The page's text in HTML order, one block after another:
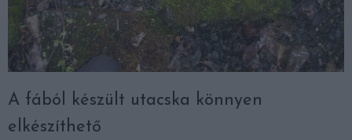
A fából készült utacska könnyen
elkészíthető